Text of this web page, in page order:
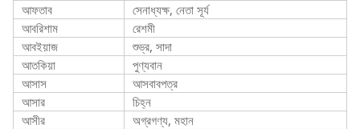
আফতাব
সেনাধ্যক্ষ, নেতা সূর্য
আবরিশাম
রেশমী
আবইয়াজ
শুভ্র, সাদা
আতকিয়া
পুণ্যবান
আসাস
আসবাবপত্র
আসার
চিহ্ন
আসীর
অগ্রগণ্য, মহান